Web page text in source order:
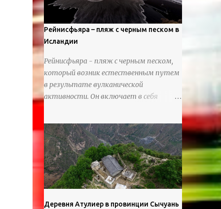
текстурирования, чтобы точно
вылепить каждую деталь. источник
https://calvinnicholls.com/
Рейнисфьяра – пляж с черным песком в
Исландии
Рейнисфьяра - пляж с черным песком,
который возник естественным путем
в результате вулканической
активности. Он включает в себя
массивные базальтовые
шестиугольные колонны, высокие
утесы, лавовые образования, черную
береговую линию и великолепные
каменные арки.
Деревня Атулиер в провинции Сычуань